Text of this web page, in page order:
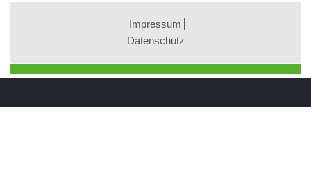
Impressum
Datenschutz